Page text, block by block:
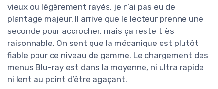
vieux ou légèrement rayés, je n’ai pas eu de
plantage majeur. Il arrive que le lecteur prenne une
seconde pour accrocher, mais ça reste très
raisonnable. On sent que la mécanique est plutôt
fiable pour ce niveau de gamme. Le chargement des
menus Blu-ray est dans la moyenne, ni ultra rapide
ni lent au point d’être agaçant.